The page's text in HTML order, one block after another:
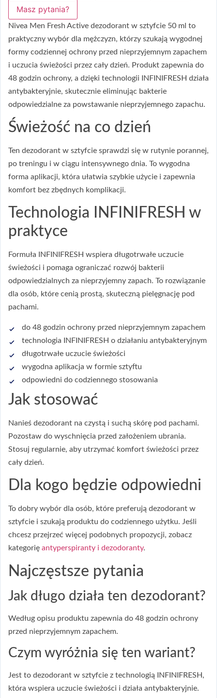
Masz pytania?
Nivea Men Fresh Active dezodorant w sztyfcie 50 ml to
praktyczny wybór dla mężczyzn, którzy szukają wygodnej
formy codziennej ochrony przed nieprzyjemnym zapachem
i uczucia świeżości przez cały dzień. Produkt zapewnia do
48 godzin ochrony, a dzięki technologii INFINIFRESH działa
antybakteryjnie, skutecznie eliminując bakterie
odpowiedzialne za powstawanie nieprzyjemnego zapachu.
Świeżość na co dzień
Ten dezodorant w sztyfcie sprawdzi się w rutynie porannej,
po treningu i w ciągu intensywnego dnia. To wygodna
forma aplikacji, która ułatwia szybkie użycie i zapewnia
komfort bez zbędnych komplikacji.
Technologia INFINIFRESH w
praktyce
Formuła INFINIFRESH wspiera długotrwałe uczucie
świeżości i pomaga ograniczać rozwój bakterii
odpowiedzialnych za nieprzyjemny zapach. To rozwiązanie
dla osób, które cenią prostą, skuteczną pielęgnację pod
pachami.
do 48 godzin ochrony przed nieprzyjemnym zapachem
technologia INFINIFRESH o działaniu antybakteryjnym
długotrwałe uczucie świeżości
wygodna aplikacja w formie sztyftu
odpowiedni do codziennego stosowania
Jak stosować
Nanieś dezodorant na czystą i suchą skórę pod pachami.
Pozostaw do wyschnięcia przed założeniem ubrania.
Stosuj regularnie, aby utrzymać komfort świeżości przez
cały dzień.
Dla kogo będzie odpowiedni
To dobry wybór dla osób, które preferują dezodorant w
sztyfcie i szukają produktu do codziennego użytku. Jeśli
chcesz przejrzeć więcej podobnych propozycji, zobacz
kategorię antyperspiranty i dezodoranty.
Najczęstsze pytania
Jak długo działa ten dezodorant?
Według opisu produktu zapewnia do 48 godzin ochrony
przed nieprzyjemnym zapachem.
Czym wyróżnia się ten wariant?
Jest to dezodorant w sztyfcie z technologią INFINIFRESH,
która wspiera uczucie świeżości i działa antybakteryjnie.